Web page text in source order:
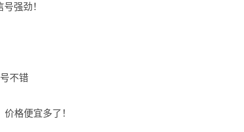
强劲！
不错
格便宜多了！